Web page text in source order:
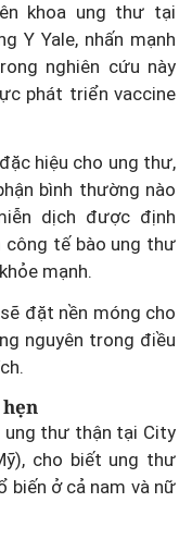
khoa ung thư tại
Y Yale, nhấn mạnh
nghiên cứu này
phát triển vaccine
hiệu cho ung thư,
bình thường nào
dịch được định
công tế bào ung thư
mạnh.
đặt nền móng cho
nguyên trong điều
ung thư thận tại City
cho biết ung thư
biến ở cả nam và nữ